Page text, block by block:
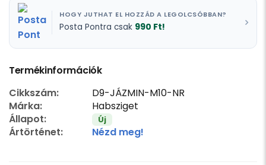
HOGY JUTHAT EL HOZZÁD A LEGOLCSÓBBAN?
Posta Pontra csak 990 Ft!
Termékinformációk
Cikkszám:
D9-JÁZMIN-M10-NR
Márka:
Habsziget
Állapot:
Új
Ártörténet: Nézd meg!